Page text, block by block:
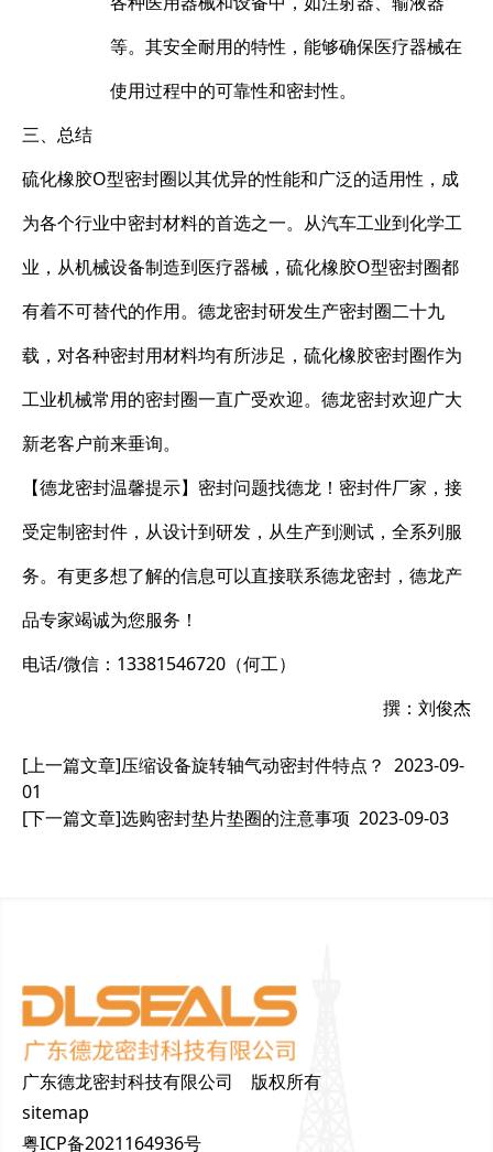
等。其安全耐用的特性，能够确保医疗器械在
使用过程中的可靠性和密封性。
三、总结
硫化橡胶O型密封圈以其优异的性能和广泛的适用性，成
为各个行业中密封材料的首选之一。从汽车工业到化学工
业，从机械设备制造到医疗器械，硫化橡胶O型密封圈都
有着不可替代的作用。德龙密封研发生产密封圈二十九
载，对各种密封用材料均有所涉足，硫化橡胶密封圈作为
工业机械常用的密封圈一直广受欢迎。德龙密封欢迎广大
新老客户前来垂询。
【德龙密封温馨提示】密封问题找德龙！密封件厂家，接
受定制密封件，从设计到研发，从生产到测试，全系列服
务。有更多想了解的信息可以直接联系德龙密封，德龙产
品专家竭诚为您服务！
电话/微信：13381546720（何工）
撰：刘俊杰
[上一篇文章]压缩设备旋转轴气动密封件特点？ 2023-09-
01
[下一篇文章]选购密封垫片垫圈的注意事项 2023-09-03
广东德龙密封科技有限公司 版权所有
sitemap
粤ICP备2021164936号